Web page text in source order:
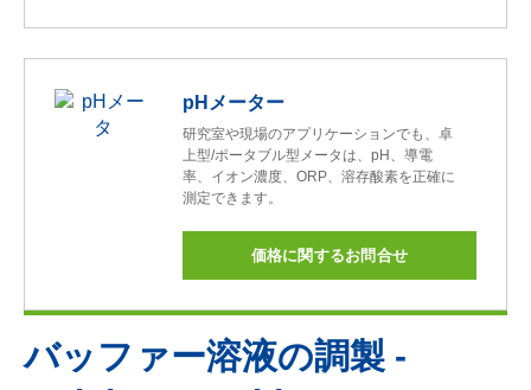
pHメーター
研究室や現場のアプリケーションでも、卓
上型/ポータブル型メータは、pH、導電
率、イオン濃度、ORP、溶存酸素を正確に
測定できます。
価格に関するお問合せ
バッファー溶液の調製 -